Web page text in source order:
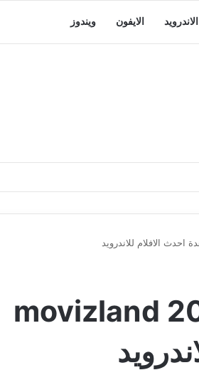
الاندرويد الايفون ويندوز
تنزيل تطبيق موفيز لاند 2019 movizland